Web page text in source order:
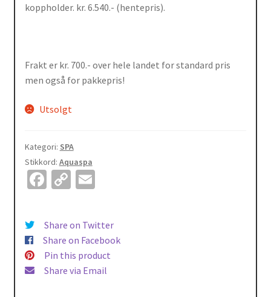
koppholder. kr. 6.540.- (hentepris).
Frakt er kr. 700.- over hele landet for standard pris
men også for pakkepris!
Utsolgt
Kategori: SPA
Stikkord: Aquaspa
Fa
b
o
o
k
C
p
y
Li
n
ai
l
Share on Twitter
Share on Facebook
Pin this product
Share via Email